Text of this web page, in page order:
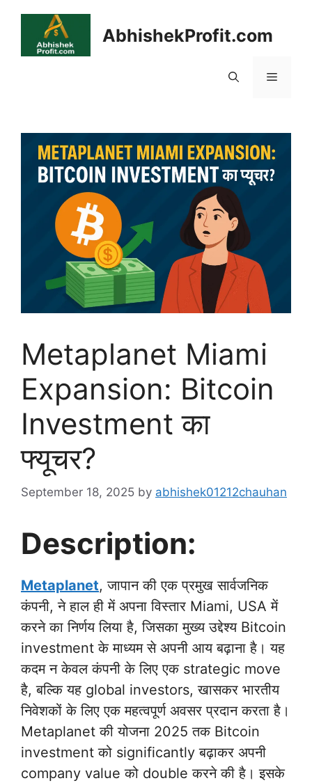
content
AbhishekProfit.com
Menu
Metaplanet Miami
Expansion: Bitcoin
Investment का
फ्यूचर?
September 18, 2025 by abhishek01212chauhan
Description:
Metaplanet, जापान की एक प्रमुख सार्वजनिक
कंपनी, ने हाल ही में अपना विस्तार Miami, USA में
करने का निर्णय लिया है, जिसका मुख्य उद्देश्य Bitcoin
investment के माध्यम से अपनी आय बढ़ाना है। यह
कदम न केवल कंपनी के लिए एक strategic move
है, बल्कि यह global investors, खासकर भारतीय
निवेशकों के लिए एक महत्वपूर्ण अवसर प्रदान करता है।
Metaplanet की योजना 2025 तक Bitcoin
investment को significantly बढ़ाकर अपनी
company value को double करने की है। इसके